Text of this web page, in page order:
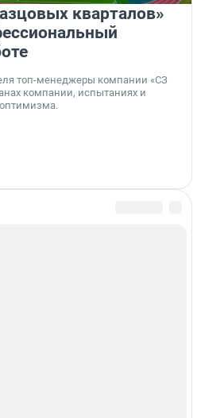
кварталов»
топ-менеджеры компании «СЗ
компании, испытаниях и
оптимизма.